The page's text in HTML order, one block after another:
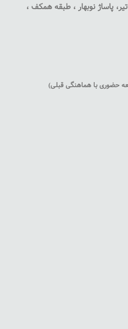
پاساژ نوبهار ، طبقه همکف ،